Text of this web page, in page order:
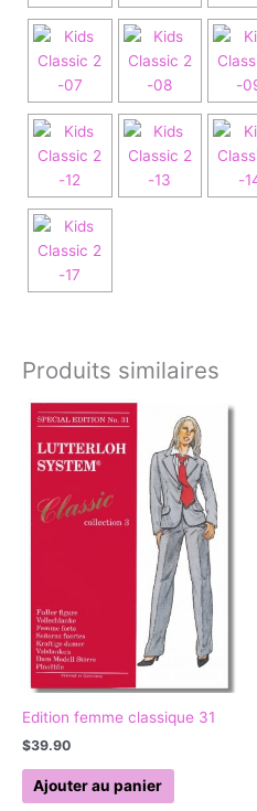
Produits similaires
Edition femme classique 31
$39.90
Ajouter au panier